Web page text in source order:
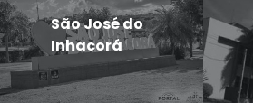
São José do
Inhacorá